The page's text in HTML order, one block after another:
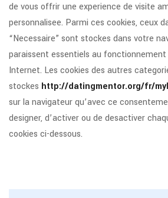
de vous offrir une experience de visite
personnalisee. Parmi ces cookies, ceux
“Necessaire” sont stockes dans votre
paraissent essentiels au
Internet. Les cookies des autres
stockes http://datingmentor.org/fr/
sur la navigateur qu’avec ce
designer, d’activer ou de desactiver
cookies ci-dessous.